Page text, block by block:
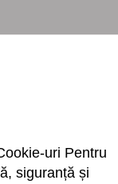
uri Pentru
siguranță și